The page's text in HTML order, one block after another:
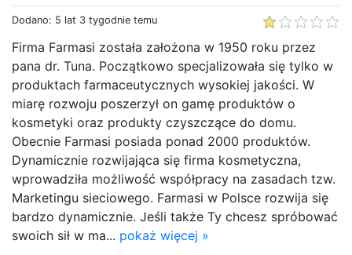
Dodano: 5 lat 3 tygodnie temu
Firma Farmasi została założona w 1950 roku przez
pana dr. Tuna. Początkowo specjalizowała się tylko w
produktach farmaceutycznych wysokiej jakości. W
miarę rozwoju poszerzył on gamę produktów o
kosmetyki oraz produkty czyszczące do domu.
Obecnie Farmasi posiada ponad 2000 produktów.
Dynamicznie rozwijająca się firma kosmetyczna,
wprowadziła możliwość współpracy na zasadach tzw.
Marketingu sieciowego. Farmasi w Polsce rozwija się
bardzo dynamicznie. Jeśli także Ty chcesz spróbować
swoich sił w ma... pokaż więcej »